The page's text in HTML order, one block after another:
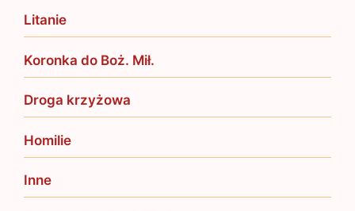
Litanie
Koronka do Boż. Mił.
Droga krzyżowa
Homilie
Inne